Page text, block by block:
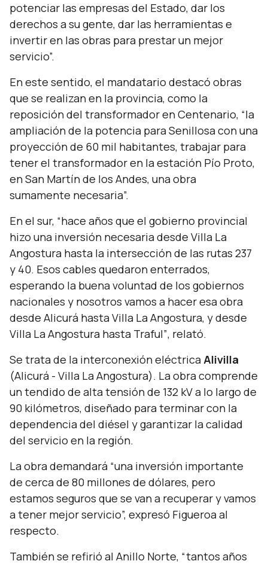
potenciar las empresas del Estado, dar los
derechos a su gente, dar las herramientas e
invertir en las obras para prestar un mejor
servicio”.
En este sentido, el mandatario destacó obras
que se realizan en la provincia, como la
reposición del transformador en Centenario, “la
ampliación de la potencia para Senillosa con una
proyección de 60 mil habitantes, trabajar para
tener el transformador en la estación Pío Proto,
en San Martín de los Andes, una obra
sumamente necesaria”.
En el sur, “hace años que el gobierno provincial
hizo una inversión necesaria desde Villa La
Angostura hasta la intersección de las rutas 237
y 40. Esos cables quedaron enterrados,
esperando la buena voluntad de los gobiernos
nacionales y nosotros vamos a hacer esa obra
desde Alicurá hasta Villa La Angostura, y desde
Villa La Angostura hasta Traful”, relató.
Se trata de la interconexión eléctricaAlivilla
(Alicurá - Villa La Angostura). La obra comprende
un tendido de alta tensión de 132 kV a lo largo de
90 kilómetros, diseñado para terminar con la
dependencia del diésel y garantizar la calidad
del servicio en la región.
La obra demandará “una inversión importante
de cerca de 80 millones de dólares, pero
estamos seguros que se van a recuperar y vamos
a tener mejor servicio”, expresó Figueroa al
respecto.
También se refirió al Anillo Norte, “tantos años